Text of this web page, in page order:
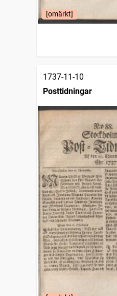
[omärkt]
1737-11-10
Posttidningar